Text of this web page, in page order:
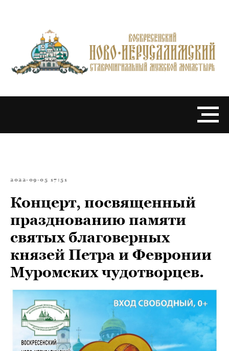
2022-09-05 17:51
Концерт, посвященный
празднованию памяти
святых благоверных
князей Петра и Февронии
Муромских чудотворцев.